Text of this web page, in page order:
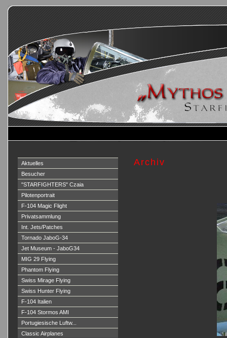
Aktuelles
Besucher
"STARFIGHTERS" Czaia
Pilotenportrait
F-104 Magic Flight
Privatsammlung
Int. Jets/Patches
Tornado JaboG-34
Jet Museum - JaboG34
MIG 29 Flying
Phantom Flying
Swiss Mirage Flying
Swiss Hunter Flying
F-104 Italien
F-104 Stormos AMI
Portugiesische Luftw...
Classic Airplanes
Archiv